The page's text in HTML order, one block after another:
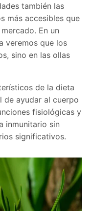
también las
más accesibles que
En un
veremos que los
sino en las ollas
de la dieta
de ayudar al cuerpo
fisiológicas y
inmunitario sin
significativos.